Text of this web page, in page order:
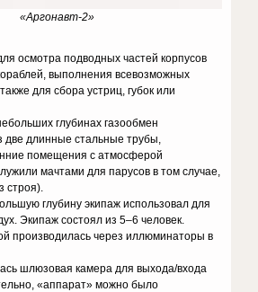
«Аргонавт-2»
осмотра подводных частей корпусов
выполнения всевозможных
для сбора устриц, губок или
глубинах газообмен
две длинные стальные трубы,
помещения с атмосферой
мачтами для парусов в том случае,
строя).
глубину экипаж использовал для
Экипаж состоял из 5–6 человек.
производилась через иллюминаторы в
шлюзовая камера для выхода/входа
«аппарат» можно было